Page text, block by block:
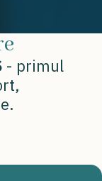
- primul